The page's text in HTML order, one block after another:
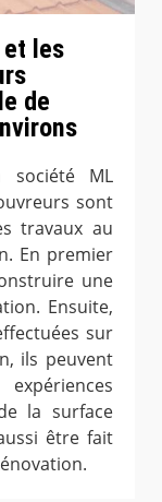
et les
de
société ML
sont
travaux au
En premier
une
Ensuite,
sur
ils peuvent
la surface
être fait